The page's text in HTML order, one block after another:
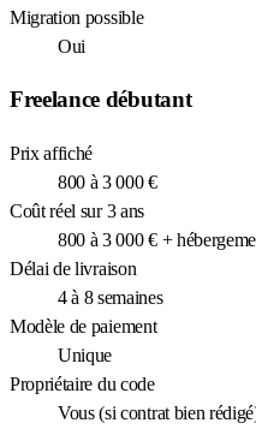
Migration possible
Oui
Freelance débutant
Prix affiché
800 à 3 000 €
Coût réel sur 3 ans
800 à 3 000 € +
Délai de livraison
4 à 8 semaines
Modèle de paiement
Unique
Propriétaire du code
Vous (si contrat bien